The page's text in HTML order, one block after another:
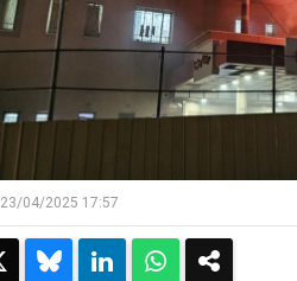
23/04/2025 17:57